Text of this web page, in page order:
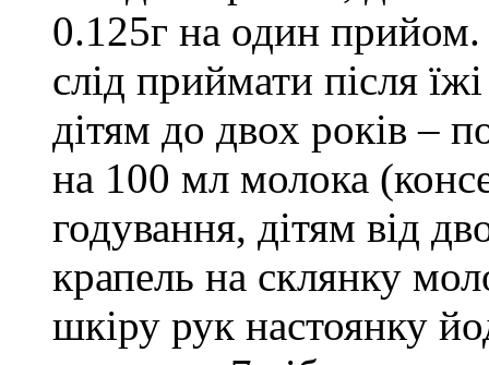
0.125г на один
слід приймати після
дітям до двох років –
на 100 мл молока
годування, дітям від
крапель на склянку
шкіру рук настоянку